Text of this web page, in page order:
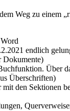
Weg zu einem
endlich
Dokumente)
Über
Überschriften)
mit den Sektionen